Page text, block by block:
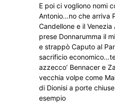
E poi ci vogliono nomi
Antonio…no che arriva
Candellone e il
prese Donnarumma il
e strappò Caputo al
sacrificio
azzecco’ Bennacer e
vecchia volpe come
di Dionisi a porte
esempio